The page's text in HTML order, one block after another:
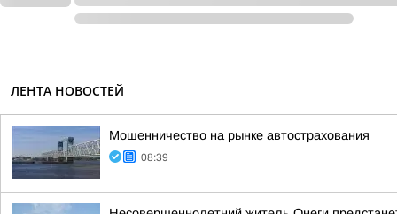
ЛЕНТА НОВОСТЕЙ
Мошенничество на рынке автострахования
08:39